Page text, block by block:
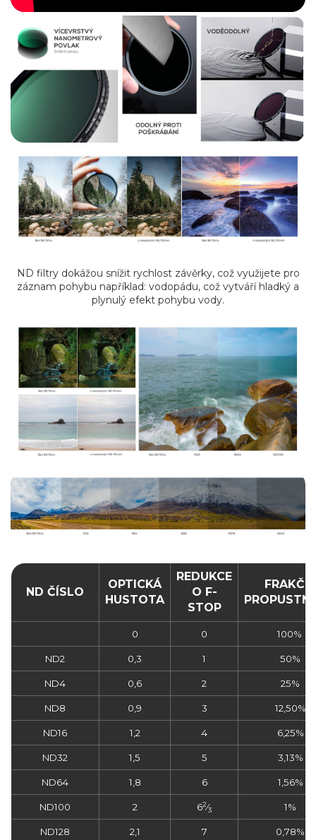
ND filtry dokážou snížit rychlost závěrky, což využijete pro
záznam pohybu například: vodopádu, což vytváří hladký a
plynulý efekt pohybu vody.
ND ČÍSLO
OPTICKÁ
HUSTOTA
REDUKCE
O F-
STOP
FRAKČNÍ
0 0 100%
ND2 0,3 1 50%
ND4 0,6 2 25%
ND8 0,9 3 12,50%
ND16 1,2 4 6,25%
ND32 1,5 5 3,13%
ND64 1,8 6 1,56%
ND100 2 62⁄3 1%
ND128 2,1 7 0,78%